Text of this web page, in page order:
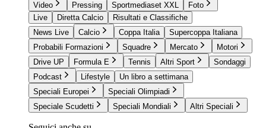
Video Pressing Sportmediaset XXL
Foto
Live
Diretta Calcio
Risultati e Classifiche
News Live
Calcio Coppa Italia
Supercoppa Italiana
Probabili Formazioni
Squadre Mercato
Motori
Drive UP
Formula E Tennis Altri Sport
Sondaggi
Podcast
Lifestyle
Un libro a settimana
Speciali Europei
Speciali Olimpiadi
Speciale Scudetti
Speciali Mondiali Altri Speciali